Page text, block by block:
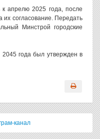
к апрелю 2025 года, после
их согласование. Передать
Минстрой городские
2045 года был утвержден в
канал